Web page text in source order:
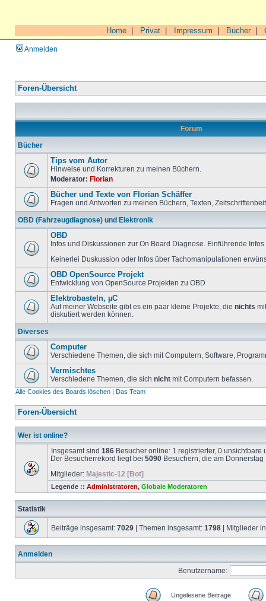
Home Privat Impressum Bücher|
Anmelden
Foren-Übersicht
Forum
Bücher
Tips vom Autor
Hinweise und Korrekturen zu meinen Büchern.
Moderator: Florian
Bücher und Texte von Florian Schäffer
Fragen und Antworten zu meinen Büchern, Texten,
OBD (Fahrzeugdiagnose) und Elektronik
OBD
Infos und Diskussionen zur On Board Diagnose. Einführende
Keinerlei Duskussion oder Infos über Tachomanipulationen
OBD OpenSource Projekt
Entwicklung von OpenSource Projekten zu OBD
Elektrobasteln, µC
Auf meiner Webseite gibt es ein paar kleine Projekte, die nichts
diskutiert werden können.
Diverses
Computer
Verschiedene Themen, die sich mit Computern, Software,
Vermischtes
Verschiedene Themen, die sich nicht mit Computern befassen.
Alle Cookies des Boards löschen | Das Team
Foren-Übersicht
Wer ist online?
Insgesamt sind 186 Besucher online: 1 registrierter, 0
Der Besucherrekord liegt bei 5090 Besuchern, die am
Mitglieder: Majestic-12 [Bot]
Legende :: Administratoren, Globale Moderatoren
Statistik
Beiträge insgesamt: 7029 | Themen insgesamt: 1798 | Mitglieder
Anmelden
Benutzername:
Ungelesene Beiträge